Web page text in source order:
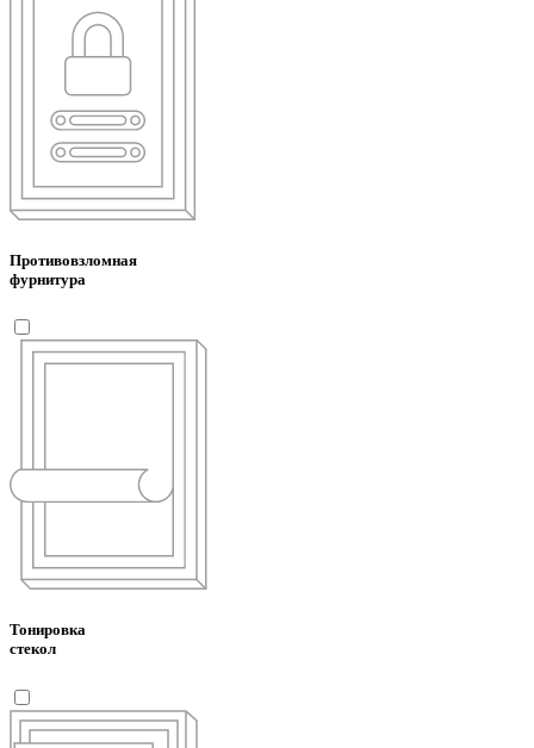
Противовзломная
фурнитура
Тонировка
стекол